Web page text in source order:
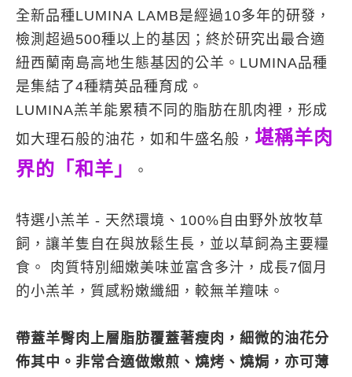
全新品種LUMINA LAMB是經過10多年的研發，
檢測超過500種以上的基因；終於研究出最合適
紐西蘭南島高地生態基因的公羊。 LUMINA品種
是集結了4種精英品種育成。
LUMINA羔羊能累積不同的脂肪在肌肉裡，形成
如大理石般的油花，如和牛盛名般， 堪稱羊肉
界的「和羊」
。
特選小羔羊 - 天然環境、 100% 自由 野外放牧草
飼，讓羊隻自在與放鬆生長，並以草飼為主要糧
食。
肉質特別細嫩美味並富含多汁，成長7個月
的小羔羊，質感粉嫩纖細，較無羊羶味。
帶蓋羊臀肉上層脂肪覆蓋著瘦肉，細微的油花分
佈其中。非常合適做嫩煎、燒烤、燒焗，亦可薄